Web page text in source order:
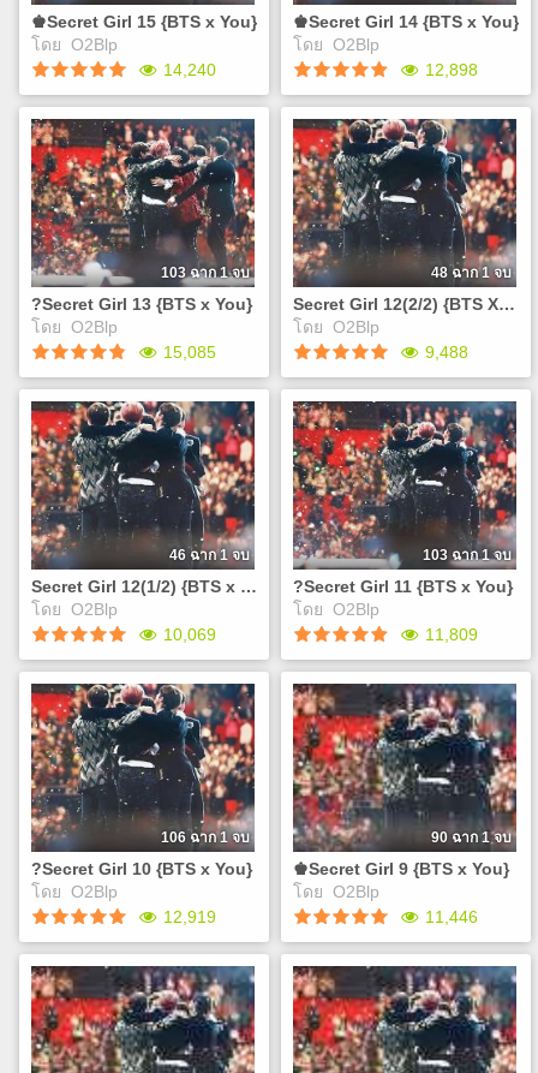
ชายอสูรได้หรือไม่ เอ..แต่แค่
จุมพิตแล้วถอนคำสาปได้ มันก็
จะง่ายไปไหม J
https://www.tunwalai.com/chapter/1472722/
cut-ep17-visual-novel-
27
ชายอสูรได้หรือไม่ เอ..แต่แค่
จุมพิตแล้วถอนคำสาปได้ มันก็
จะง่ายไปไหม J
https://www.tunwalai.com/
cut-ep16-visual-novel-
26
♚Secret Girl 15 {BTS x You}
โดย O2Blp
14,240
♚Secret Girl 15 {BTS x
You}
https://www.tunwalai.com/chapter/1420522/
cut-ep15-visual-novel-
25 เคยสงสัยกันไหมว่าทำไม
พวกเขาถึงได้มีหน้าตาที่ดูดีเกิน
มนุษย์แบบนี้ หรือพวกเขาจะ
ไม่ใช่มนุษย์? แล้วถ้าพวกเขา
ถูกสาปล่ะ 'คุณ'จะช่วยพวกเขา
ถอนคำสาปดั่งโฉมงามกับเจ้า
ชายอสูรได้หรือไม่ เอ..แต่แค่
จุมพิตแล้วถอนคำสาปได้ มันก็
จะง่ายไปไหม J
♚Secret Girl 14 {BTS x You}
โดย O2Blp
12,898
♚Secret Girl 14 {BTS x
You}
https://www.tunwalai.com/
cut-ep14-visual-novel-
24 เคยสงสัยกันไหมว่าทำไม
พวกเขาถึงได้มีหน้าตาที่ดูดีเกิน
มนุษย์แบบนี้ หรือพวกเขาจะ
ไม่ใช่มนุษย์? แล้วถ้าพวกเขา
ถูกสาปล่ะ 'คุณ'จะช่วยพวกเขา
ถอนคำสาปดั่งโฉมงามกับเจ้า
ชายอสูรได้หรือไม่ เอ..แต่แค่
จุมพิตแล้วถอนคำสาปได้ มันก็
จะง่ายไปไหม J
?Secret Girl 13 {BTS x You}
โดย O2Blp
103 ฉาก 1 จบ
15,085
?Secret Girl 13 {BTS x
You}
https://www.tunwalai.com/chapter/1387436/
cut-ep13-visual-novel-
22 เคยสงสัยกันไหมว่าทำไม
พวกเขาถึงได้มีหน้าตาที่ดูดีเกิน
มนุษย์แบบนี้ หรือพวกเขาจะ
ไม่ใช่มนุษย์? แล้วถ้าพวกเขา
ถูกสาปล่ะ 'คุณ'จะช่วยพวกเขา
ถอนคำสาปดั่งโฉมงามกับเจ้า
ชายอสูรได้หรือไม่ เอ..แต่แค่
จุมพิตแล้วถอนคำสาปได้ มันก็
จะง่ายไปไหม J
Secret Girl 12(2/2) {BTS X You}
โดย O2Blp
48 ฉาก 1 จบ
9,488
Secret Girl 12(2/2) {BTS X
You}
เคยสงสัยกันไหมว่าทำไม
พวกเขาถึงได้มีหน้าตาที่ดูดีเกิน
มนุษย์แบบนี้ แล้วถ้าพวกเขาถูก
สาปล่ะ 'คุณ'จะช่วยพวกเขา
ถอนคำสาปดั่งโฉมงามกับเจ้า
ชายอสูรได้หรือไม่ เอ..แต่แค่
จุมพิตแล้วถอนคำสาปได้ มันก็
จะง่ายไปไหม J
Secret Girl 12(1/2) {BTS x You}
โดย O2Blp
46 ฉาก 1 จบ
10,069
Secret Girl 12(1/2) {BTS x
You}
เคยสงสัยกันไหมว่าทำไม
พวกเขาถึงได้มีหน้าตาที่ดูดีเกิน
มนุษย์แบบนี้ แล้วถ้าพวกเขาถูก
สาปล่ะ 'คุณ'จะช่วยพวกเขา
ถอนคำสาปดั่งโฉมงามกับเจ้า
ชายอสูรได้หรือไม่ เอ..แต่แค่
จุมพิตแล้วถอนคำสาปได้ มันก็
จะง่ายไปไหม J
?Secret Girl 11 {BTS x You}
โดย O2Blp
103 ฉาก 1 จบ
11,809
?Secret Girl 11 {BTS x You}
เคยสงสัยกันไหมว่าทำไม
พวกเขาถึงได้มีหน้าตาที่ดูดีเกิน
มนุษย์แบบนี้ แล้วถ้าพวกเขาถูก
สาปล่ะ 'คุณ'จะช่วยพวกเขา
ถอนคำสาปดั่งโฉมงามกับเจ้า
ชายอสูรได้หรือไม่ เอ..แต่แค่
จุมพิตแล้วถอนคำสาปได้ มันก็
จะง่ายไปไหม J
?Secret Girl 10 {BTS x You}
โดย O2Blp
106 ฉาก 1 จบ
12,919
?Secret Girl 10 {BTS x
You}
เคยสงสัยกันไหมว่าทำไม
พวกเขาถึงได้มีหน้าตาที่ดูดีเกิน
♚Secret Girl 9 {BTS x You}
โดย O2Blp
90 ฉาก 1 จบ
11,446
♚Secret Girl 9 {BTS x You}
เคยสงสัยกันไหมว่าทำไม
พวกเขาถึงได้มีหน้าตาที่ดูดีเกิน
มนุษย์แบบนี้ แล้วถ้าพวกเขาถูก